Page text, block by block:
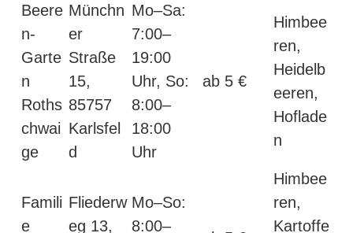
Beere
n-
Garte
n
Roths
chwai
ge
Münchn
er
Straße
15,
85757
Karlsfel
d
Mo–Sa:
7:00–
19:00
Uhr, So:
8:00–
18:00
Uhr
ab 5 €
Himbee
ren,
Heidelb
eeren,
Hoflade
n
Famili
e
Fliederw
eg 13,
Mo–So:
8:00–
Himbee
ren,
Kartoffe